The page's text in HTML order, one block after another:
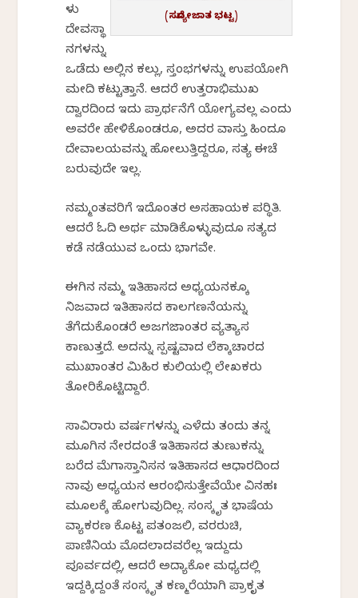
(ಸದ್ಯೋಜಾತ ಭಟ್ಟ)
ಳು
ದೇವಸ್ಥಾ
ನಗಳನ್ನು
ಒಡೆದು ಅಲ್ಲಿನ ಕಲ್ಲು, ಸ್ತಂಭಗಳನ್ನು ಉಪಯೋಗಿಸಿ
ಮಸೀದಿ ಕಟ್ಟುತ್ತಾನೆ. ಆದರೆ ಉತ್ತರಾಭಿಮುಖ
ದ್ವಾರದಿಂದ ಇದು ಪ್ರಾರ್ಥನೆಗೆ ಯೋಗ್ಯವಲ್ಲ ಎಂದು
ಅವರೇ ಹೇಳಿಕೊಂಡರೂ, ಅದರ ವಾಸ್ತು ಹಿಂದೂ
ದೇವಾಲಯವನ್ನು ಹೋಲುತ್ತಿದ್ದರೂ, ಸತ್ಯ ಈಚೆ
ಬರುವುದೇ ಇಲ್ಲ.
ನಮ್ಮಂತವರಿಗೆ ಇದೊಂತರ ಅಸಹಾಯಕ ಪರಿಸ್ಥಿತಿ.
ಆದರೆ ಓದಿ ಅರ್ಥ ಮಾಡಿಕೊಳ್ಳುವುದೂ ಸತ್ಯದ
ಕಡೆ ನಡೆಯುವ ಒಂದು ಭಾಗವೇ.
ಈಗಿನ ನಮ್ಮ ಇತಿಹಾಸದ ಅಧ್ಯಯನಕ್ಕೂ
ನಿಜವಾದ ಇತಿಹಾಸದ ಕಾಲಗಣನೆಯನ್ನು
ತೆಗೆದುಕೊಂಡರೆ ಅಜಗಜಾಂತರ ವ್ಯತ್ಯಾಸ
ಕಾಣುತ್ತದೆ. ಅದನ್ನು ಸ್ಪಷ್ಟವಾದ ಲೆಕ್ಕಾಚಾರದ
ಮುಖಾಂತರ ಮಿಹಿರ ಕುಲಿಯಲ್ಲಿ ಲೇಖಕರು
ತೋರಿಸಿಕೊಟ್ಟಿದ್ದಾರೆ.
ಸಾವಿರಾರು ವರ್ಷಗಳನ್ನು ಎಳೆದು ತಂದು ತನ್ನ
ಮೂಗಿನ ನೇರದಂತೆ ಇತಿಹಾಸದ ತುಣುಕನ್ನು
ಬರೆದ ಮೆಗಾಸ್ತಾನಿಸನ ಇತಿಹಾಸದ ಆಧಾರದಿಂದ
ನಾವು ಅಧ್ಯಯನ ಆರಂಭಿಸುತ್ತೇವೆಯೇ ವಿನಹಃ
ಮೂಲಕ್ಕೆ ಹೋಗುವುದಿಲ್ಲ. ಸಂಸ್ಕೃತ ಭಾಷೆಯ
ವ್ಯಾಕರಣ ಕೊಟ್ಟ ಪತಂಜಲಿ, ವರರುಚಿ,
ಪಾಣಿನಿಯ ಮೊದಲಾದವರೆಲ್ಲ ಇದ್ದುದು
ಪೂರ್ವದಲ್ಲಿ, ಆದರೆ ಅದ್ಯಾಕೋ ಮಧ್ಯದಲ್ಲಿ
ಇದ್ದಕ್ಕಿದ್ದಂತೆ ಸಂಸ್ಕೃತ ಕಣ್ಮರೆಯಾಗಿ ಪ್ರಾಕೃತ